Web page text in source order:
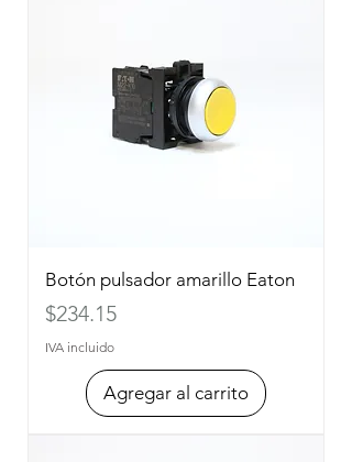
Botón pulsador amarillo Eaton
Precio
$234.15
IVA incluido
Agregar al carrito